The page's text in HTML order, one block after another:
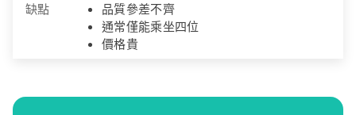
缺點
品質參差不齊
通常僅能乘坐四位
價格貴